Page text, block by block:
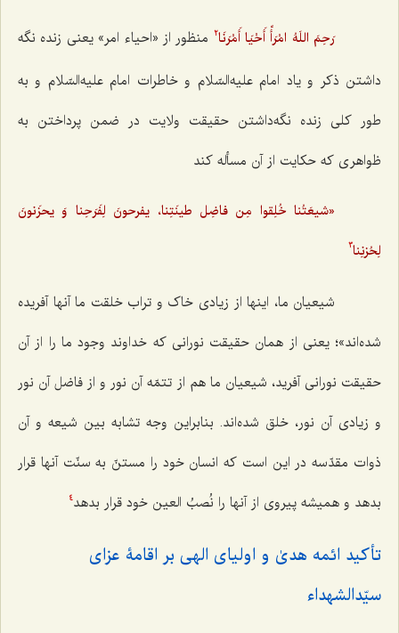
رَحِمَ اللَهُ امْرَأً أَحْیَا أَمْرَنَا2
منظور از «احیاء امر» یعنی زنده نگه
داشتن ذکر و یاد امام علیه‌السّلام و خاطرات امام علیه‌السّلام و به
طور کلی زنده نگه‌داشتن حقیقت ولایت در ضمن پرداختن به
ظواهری که حکایت از آن مسأله کند
«شیعَتُنا خُلِقوا مِن فاضِل طینَتِنا، یفرحونَ لِفَرَحِنا وَ یحزَنونَ
لِحُزنِنا3
شیعیان ما، اینها از زیادی خاک و تراب خلقت ما آنها آفریده
شده‌اند»؛ یعنی از همان حقیقت نورانی که خداوند وجود ما را از آن
حقیقت نورانی آفرید، شیعیان ما هم از تتمّه آن نور و از فاضل آن نور
و زیادی آن نور، خلق شده‌اند. بنابراین وجه تشابه بین شیعه و آن
ذوات مقدّسه در این است که انسان خود را مستنّ به سنّت آنها قرار
بدهد و همیشه پیروی از آنها را نُصبُ العین خود قرار بدهد4
تأکید ائمه هدیٰ و اولیای الهی بر اقامۀ عزای
سیّدالشهداء